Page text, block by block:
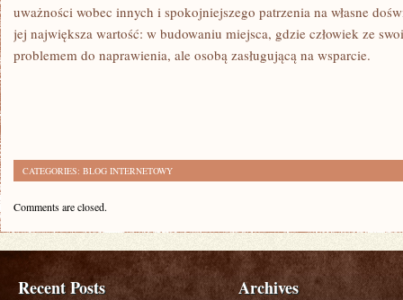
uważności wobec innych i spokojniejszego patrzenia na własne
jej największa wartość: w budowaniu miejsca, gdzie człowiek ze
problemem do naprawienia, ale osobą zasługującą na wsparcie.
CATEGORIES: BLOG INTERNETOWY
Comments are closed.
Recent Posts Archives